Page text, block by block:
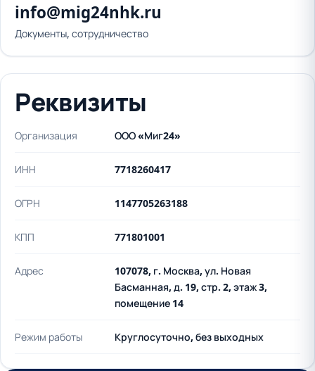
info@mig24nhk.ru
Документы, сотрудничество
Реквизиты
Организация ООО «Миг24»
ИНН 7718260417
ОГРН 1147705263188
КПП 771801001
Адрес
107078, г. Москва, ул. Новая
Басманная, д. 19, стр. 2, этаж 3,
помещение 14
Режим работы Круглосуточно, без выходных